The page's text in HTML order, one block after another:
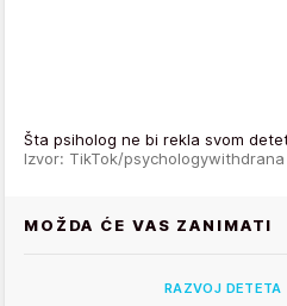
Šta psiholog ne bi rekla svom
Izvor: TikTok/psychologywithdrana
MOŽDA ĆE VAS ZANIMATI
RAZVOJ DETETA